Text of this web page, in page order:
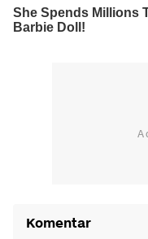
Komentar